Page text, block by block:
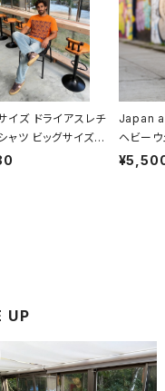
イズ ドライアスレチ
ャツ ビッグサイズ
オリジナル デ
Japan
ヘビーウ
袖 T
UP